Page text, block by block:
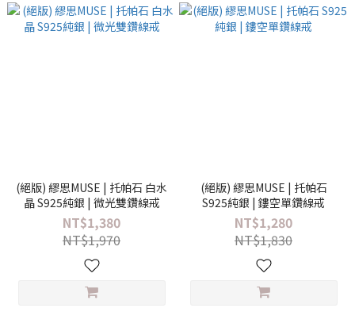
(絕版) 繆思MUSE | 托帕石 白水
晶 S925純銀 | 微光雙鑽線戒
NT$1,380
NT$1,970
(絕版) 繆思MUSE | 托帕石
S925純銀 | 鏤空單鑽線戒
NT$1,280
NT$1,830